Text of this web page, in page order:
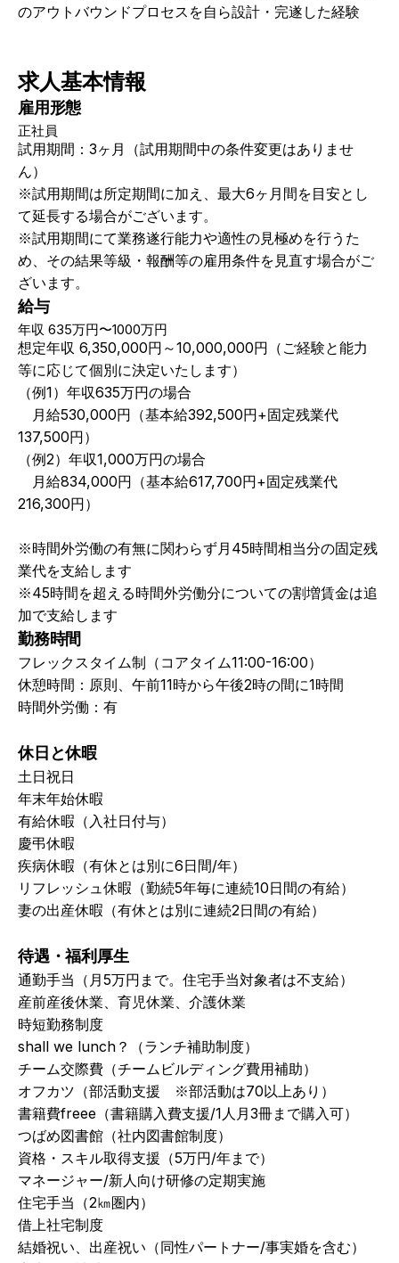
のアウトバウンドプロセスを自ら設計・完遂した経験
求人基本情報
雇用形態
正社員
試用期間：3ヶ月（試用期間中の条件変更はありませ
ん）
※試用期間は所定期間に加え、最大6ヶ月間を目安とし
て延長する場合がございます。
※試用期間にて業務遂行能力や適性の見極めを行うた
め、その結果等級・報酬等の雇用条件を見直す場合がご
ざいます。
給与
年収 635万円〜1000万円
想定年収 6,350,000円～10,000,000円（ご経験と能力
等に応じて個別に決定いたします）
（例1）年収635万円の場合
月給530,000円（基本給392,500円+固定残業代
137,500円）
（例2）年収1,000万円の場合
月給834,000円（基本給617,700円+固定残業代
216,300円）
※時間外労働の有無に関わらず月45時間相当分の固定残
業代を支給します
※45時間を超える時間外労働分についての割増賃金は追
加で支給します
勤務時間
フレックスタイム制（コアタイム11:00-16:00）
休憩時間：原則、午前11時から午後2時の間に1時間
時間外労働：有
休日と休暇
土日祝日
年末年始休暇
有給休暇（入社日付与）
慶弔休暇
疾病休暇（有休とは別に6日間/年）
リフレッシュ休暇（勤続5年毎に連続10日間の有給）
妻の出産休暇（有休とは別に連続2日間の有給）
待遇・福利厚生
通勤手当（月5万円まで。住宅手当対象者は不支給）
産前産後休業、育児休業、介護休業
時短勤務制度
shall we lunch？（ランチ補助制度）
チーム交際費（チームビルディング費用補助）
オフカツ（部活動⽀援　※部活動は70以上あり）
書籍費freee（書籍購入費⽀援/1人月3冊まで購入可）
つばめ図書館（社内図書館制度）
資格・スキル取得⽀援（5万円/年まで）
マネージャー/新人向け研修の定期実施
住宅手当（2㎞圏内）
借上社宅制度
結婚祝い、出産祝い（同性パートナー/事実婚を含む）